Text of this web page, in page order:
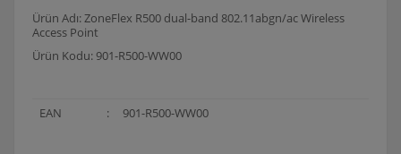
Ürün Adı: ZoneFlex R500 dual-band 802.11abgn/ac Wireless
Access Point
Ürün Kodu: 901-R500-WW00
EAN : 901-R500-WW00